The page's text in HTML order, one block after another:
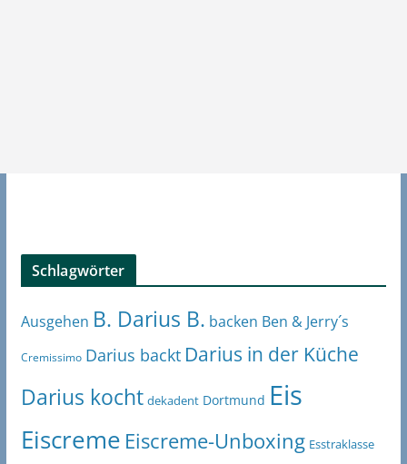
Schlagwörter
Ausgehen B. Darius B. backen Ben & Jerry´s
Cremissimo Darius backt Darius in der Küche
Darius kocht dekadent Dortmund Eis
Eiscreme Eiscreme-Unboxing Esstraklasse